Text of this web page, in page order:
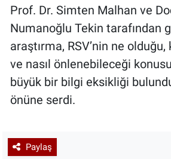
Prof. Dr. Simten Malhan ve
Numanoğlu Tekin tarafından
araştırma, RSV’nin ne
ve nasıl önlenebileceği
büyük bir bilgi eksikliği
önüne serdi.
Paylaş